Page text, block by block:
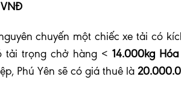
chuyến một chiếc xe tải có
tải trọng chở hàng < 14.000kg
Phú Yên sẽ có giá thuê là